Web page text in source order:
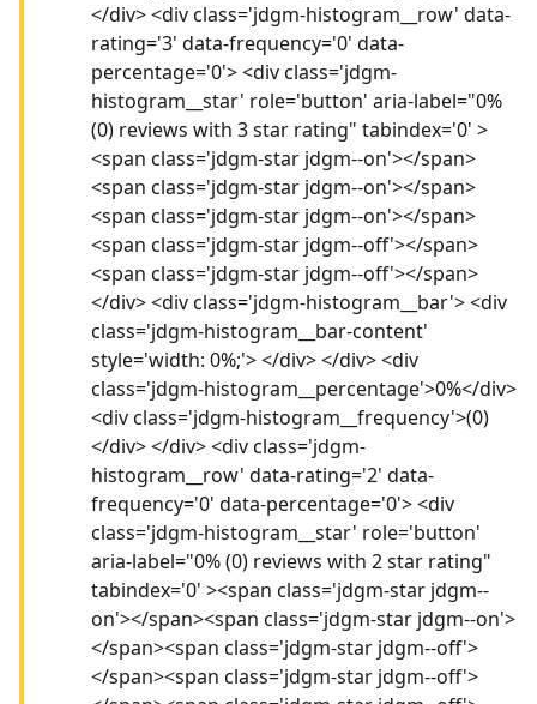
</div> <div class='jdgm-histogram__row' data-
rating='3' data-frequency='0' data-
percentage='0'> <div class='jdgm-
histogram__star' role='button' aria-label="0%
(0) reviews with 3 star rating" tabindex='0' >
<span class='jdgm-star jdgm--on'></span>
<span class='jdgm-star jdgm--on'></span>
<span class='jdgm-star jdgm--on'></span>
<span class='jdgm-star jdgm--off'></span>
<span class='jdgm-star jdgm--off'></span>
</div> <div class='jdgm-histogram__bar'> <div
class='jdgm-histogram__bar-content'
style='width: 0%;'> </div> </div> <div
class='jdgm-histogram__percentage'>0%</div>
<div class='jdgm-histogram__frequency'>(0)
</div> </div> <div class='jdgm-
histogram__row' data-rating='2' data-
frequency='0' data-percentage='0'> <div
class='jdgm-histogram__star' role='button'
aria-label="0% (0) reviews with 2 star rating"
tabindex='0' ><span class='jdgm-star jdgm--
on'></span><span class='jdgm-star jdgm--on'>
</span><span class='jdgm-star jdgm--off'>
</span><span class='jdgm-star jdgm--off'>